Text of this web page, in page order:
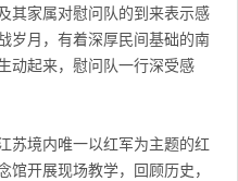
其家属对慰问队的到来表示感
岁月，有着深厚民间基础的南
动起来，慰问队一行深受感
苏境内唯一以红军为主题的红
开展现场教学，回顾历史，